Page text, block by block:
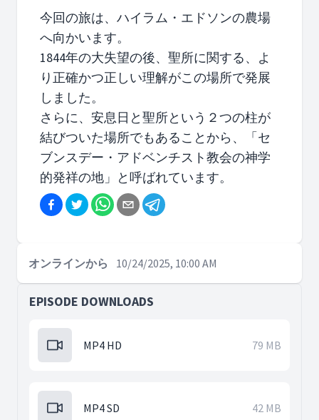
今回の旅は、ハイラム・エドソンの農場
へ向かいます。
1844年の大失望の後、聖所に関する、よ
り正確かつ正しい理解がこの場所で発展
しました。
さらに、安息日と聖所という２つの柱が
結びついた場所でもあることから、「セ
ブンスデー・アドベンチスト教会の神学
的発祥の地」と呼ばれています。
オンラインから 10/24/2025, 10:00 AM
EPISODE DOWNLOADS
MP4 HD 79 MB
MP4 SD 42 MB